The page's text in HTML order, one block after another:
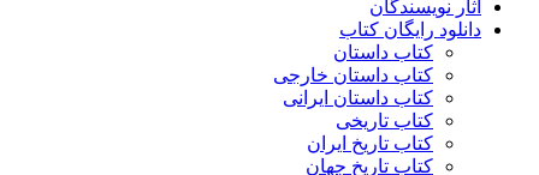
آثار نویسندگان
دانلود رایگان کتاب
کتاب داستان
کتاب داستان خارجی
کتاب داستان ایرانی
کتاب تاریخی
کتاب تاریخ ایران
کتاب تاریخ جهان